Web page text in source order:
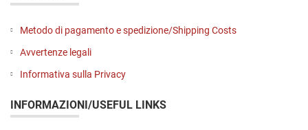
Metodo di pagamento e spedizione/Shipping Costs
Avvertenze legali
Informativa sulla Privacy
INFORMAZIONI/USEFUL LINKS